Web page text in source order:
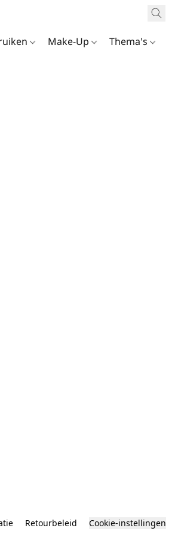
Make-Up Thema's
Retourbeleid Cookie-instellingen